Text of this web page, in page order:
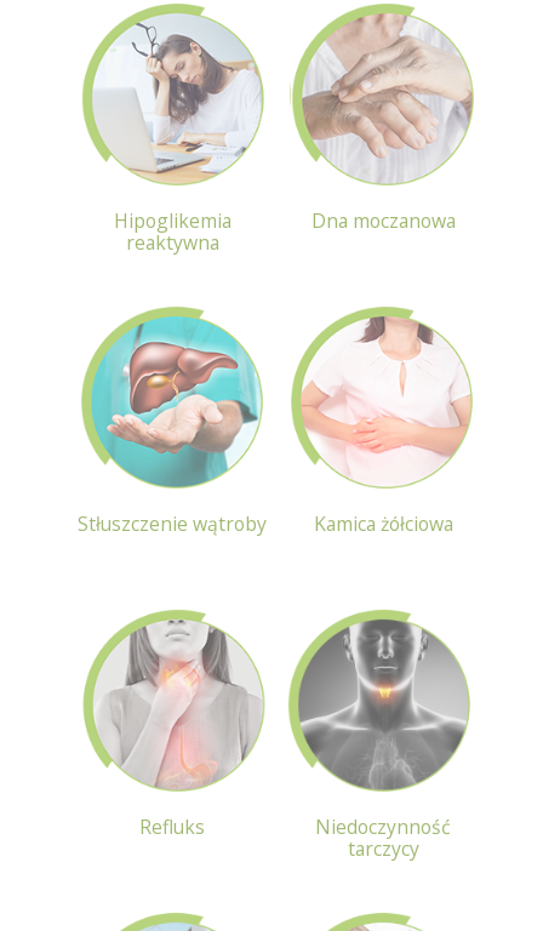
Hipoglikemia
reaktywna
Dna moczanowa
Stłuszczenie wątroby Kamica żółciowa
Refluks
Niedoczynność
tarczycy